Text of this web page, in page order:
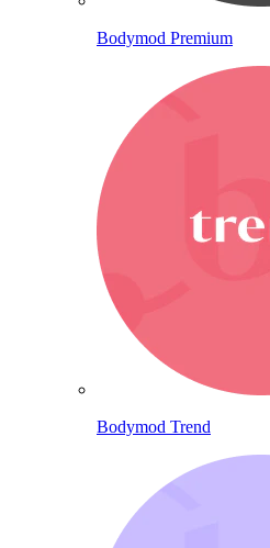
Bodymod Premium
Bodymod Trend